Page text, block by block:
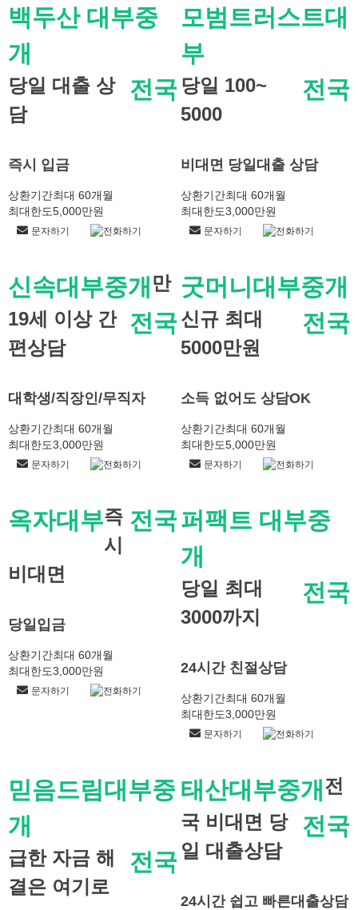
백두산 대부중
개
전국
당일 대출 상
담
즉시 입금
상환기간최대 60개월
최대한도5,000만원
문자하기 전화하기
모범트러스트대
부
전국
당일 100~
5000
비대면 당일대출 상담
상환기간최대 60개월
최대한도3,000만원
문자하기 전화하기
신속대부중개
전국
만
19세 이상 간
편상담
대학생/직장인/무직자
상환기간최대 60개월
최대한도3,000만원
문자하기 전화하기
굿머니대부중개
전국
신규 최대
5000만원
소득 없어도 상담OK
상환기간최대 60개월
최대한도5,000만원
문자하기 전화하기
옥자대부 전국
즉
시
비대면
당일입금
상환기간최대 60개월
최대한도3,000만원
문자하기 전화하기
퍼팩트 대부중
개
전국
당일 최대
3000까지
24시간 친절상담
상환기간최대 60개월
최대한도3,000만원
문자하기 전화하기
믿음드림대부중
개
전국
급한 자금 해
결은 여기로
태산대부중개
전국
전
국 비대면 당
일 대출상담
24시간 쉽고 빠른대출상담